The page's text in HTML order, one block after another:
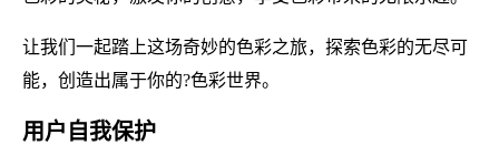
让我们一起踏上这场奇妙的色彩之旅，探索色彩的无尽可
能，创造出属于你的?色彩世界。
用户自我保护